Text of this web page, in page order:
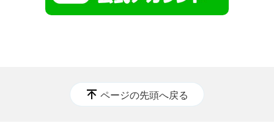
ページの先頭へ戻る